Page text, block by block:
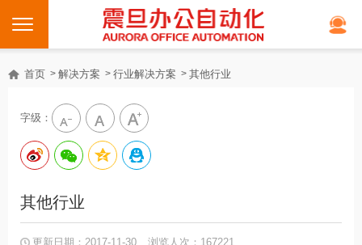
首页 解决方案 行业解决方案 其他行业
字级：
其他行业
更新日期：2017-11-30 浏览人次：167221